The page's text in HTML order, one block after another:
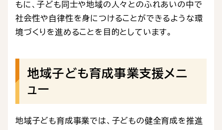
もに、子ども同士や地域の人々とのふれあいの中で
社会性や自律性を身につけることができるような環
境づくりを進めることを目的としています。
地域子ども育成事業支援メニ
ュー
地域子ども育成事業では、子どもの健全育成を推進